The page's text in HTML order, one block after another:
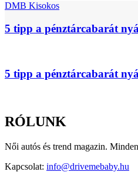
DMB Kisokos
5 tipp a pénztárcabarát
5 tipp a pénztárcabarát
RÓLUNK
Női autós és trend magazin.
Kapcsolat: info@drivemebaby.hu